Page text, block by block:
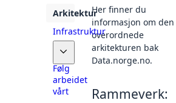
Arkitektur
Infrastruktur
API
Følg
arbeidet
vårt
Her finner du
informasjon om den
overordnede
arkitekturen bak
Data.norge.no.
Rammeverk: